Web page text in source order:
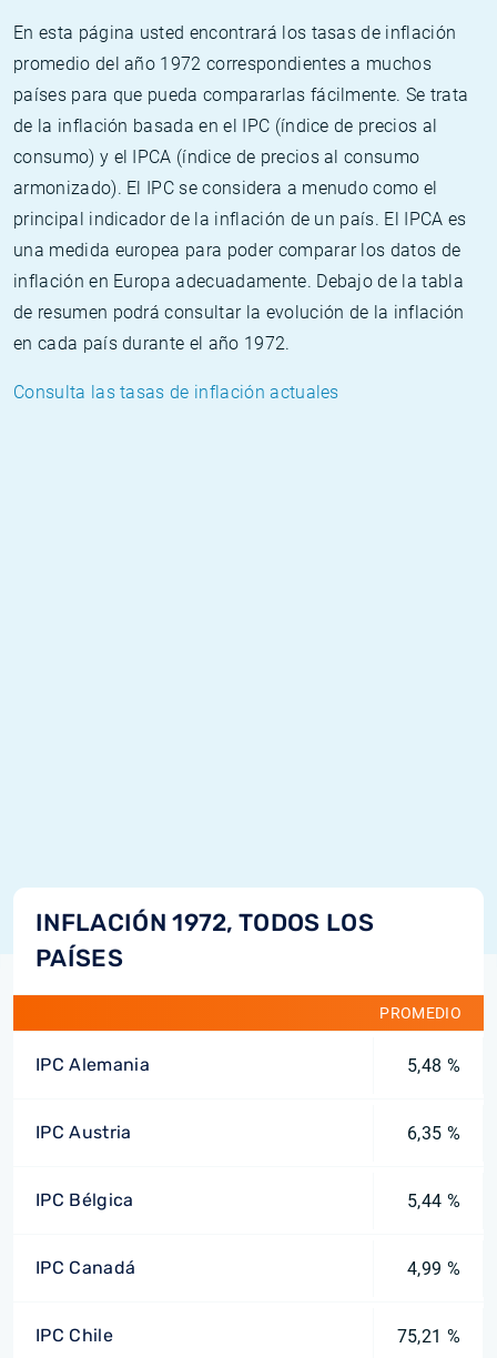
En esta página usted encontrará los tasas de inflación
promedio del año 1972 correspondientes a muchos
países para que pueda compararlas fácilmente. Se trata
de la inflación basada en el IPC (índice de precios al
consumo) y el IPCA (índice de precios al consumo
armonizado). El IPC se considera a menudo como el
principal indicador de la inflación de un país. El IPCA es
una medida europea para poder comparar los datos de
inflación en Europa adecuadamente. Debajo de la tabla
de resumen podrá consultar la evolución de la inflación
en cada país durante el año 1972.
Consulta las tasas de inflación actuales
INFLACIÓN 1972, TODOS LOS
PAÍSES
PROMEDIO
IPC Alemania 5,48 %
IPC Austria 6,35 %
IPC Bélgica 5,44 %
IPC Canadá 4,99 %
IPC Chile 75,21 %